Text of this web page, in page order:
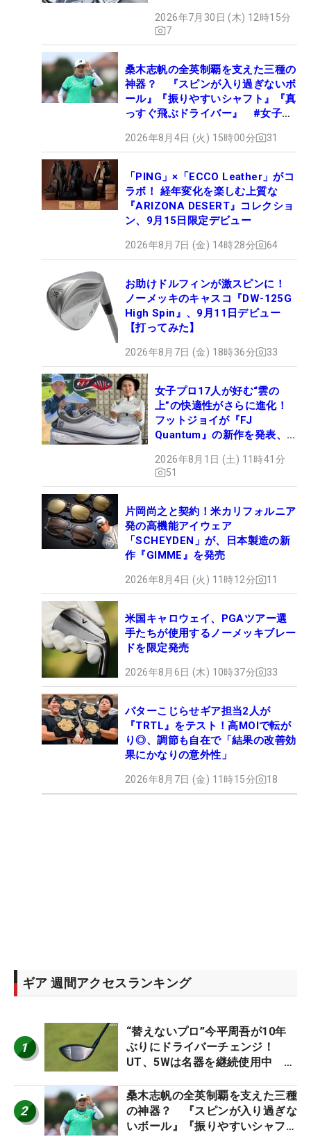
2026年7月30日 (木) 12時15分
7
桑木志帆の全英制覇を支えた三種の
神器？ 『スピンが入り過ぎないボ
ール』『振りやすいシャフト』『真
っすぐ飛ぶドライバー』 #女子プ
2026年8月4日 (火) 15時00分 31
「PING」×「ECCO Leather」がコ
ラボ！ 経年変化を楽しむ上質な
『ARIZONA DESERT』コレクショ
ン、9月15日限定デビュー
2026年8月7日 (金) 14時28分 64
お助けドルフィンが激スピンに！
ノーメッキのキャスコ『DW-125G
High Spin』、9月11日デビュー
【打ってみた】
2026年8月7日 (金) 18時36分 33
女子プロ17人が好む“雲の
上”の快適性がさらに進化！
フットジョイが『FJ
Quantum』の新作を発表、8
2026年8月1日 (土) 11時41分
51
片岡尚之と契約！米カリフォルニア
発の高機能アイウェア
「SCHEYDEN」が、日本製造の新
作『GIMME』を発売
2026年8月4日 (火) 11時12分 11
米国キャロウェイ、PGAツアー選
手たちが使用するノーメッキブレー
ドを限定発売
2026年8月6日 (木) 10時37分 33
パターこじらせギア担当2人が
『TRTL』をテスト！高MOIで転が
り◎、調節も自在で「結果の改善効
果にかなりの意外性」
2026年8月7日 (金) 11時15分 18
ギア 週間アクセスランキング
1
“替えないプロ”今平周吾が10年
ぶりにドライバーチェンジ！
UT、5Wは名器を継続使用中 #
2
桑木志帆の全英制覇を支えた三種
の神器？ 『スピンが入り過ぎな
いボール』『振りやすいシャフ